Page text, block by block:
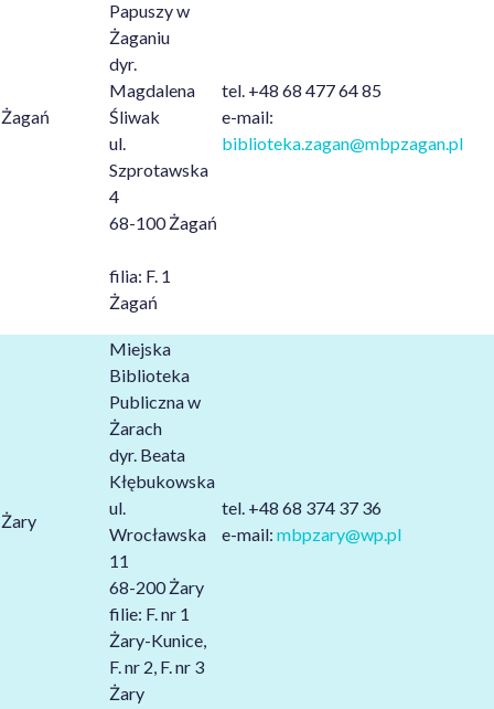
Żagań
Papuszy w
Żaganiu
dyr.
Magdalena
Śliwak
ul.
Szprotawska
4
68-100 Żagań
filia: F. 1
Żagań
tel. +48 68 477 64 85
e-mail:
biblioteka.zagan@mbpzagan.pl
Żary
Miejska
Biblioteka
Publiczna w
Żarach
dyr. Beata
Kłębukowska
ul.
Wrocławska
11
68-200 Żary
filie: F. nr 1
Żary-Kunice,
F. nr 2, F. nr 3
Żary
tel. +48 68 374 37 36
e-mail: mbpzary@wp.pl